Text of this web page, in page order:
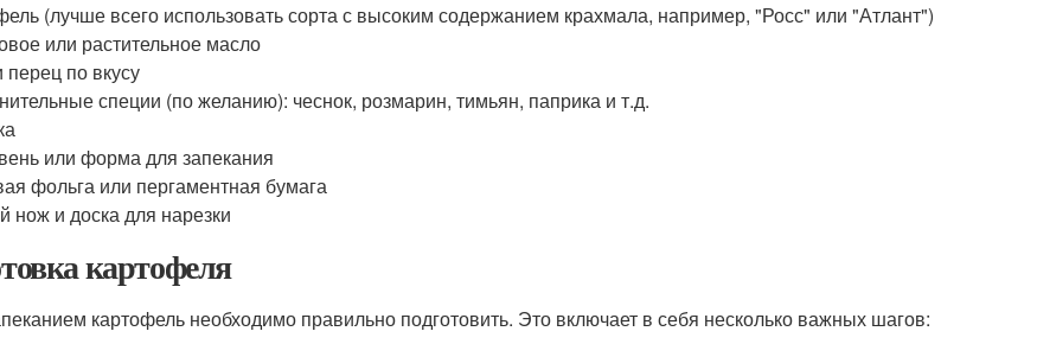
(лучше всего использовать сорта с высоким содержанием крахмала, например, "Росс" или "Атлант")
или растительное масло
по вкусу
специи (по желанию): чеснок, розмарин, тимьян, паприка и т.д.
или форма для запекания
фольга или пергаментная бумага
нож и доска для нарезки
картофеля
картофель необходимо правильно подготовить. Это включает в себя несколько важных шагов: